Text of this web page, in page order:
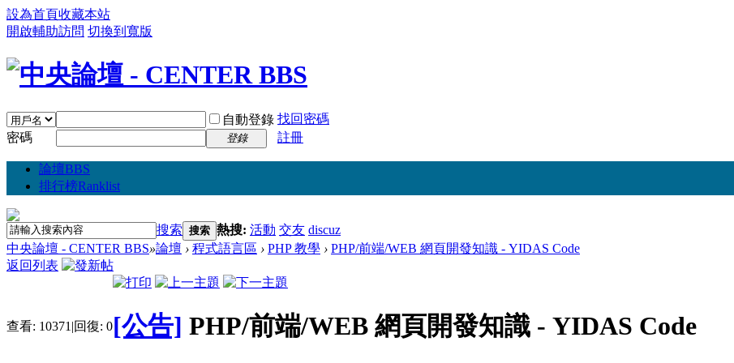
設為首頁收藏本站
開啟輔助訪問 切換到寬版
自動登錄 找回密碼
密碼
登錄 註冊
論壇BBS
排行榜Ranklist
搜索 搜索 熱搜: 活動 交友 discuz
中央論壇 - CENTER BBS»論壇 › 程式語言區 › PHP 教學 › PHP/前端/WEB 網頁開發知識 - YIDAS Code
返回列表
查看: 10371 |回復: 0[公告] PHP/前端/WEB 網頁開發知識 - YIDAS Code